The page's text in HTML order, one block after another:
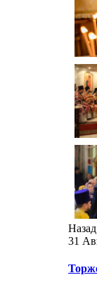
Назад
31